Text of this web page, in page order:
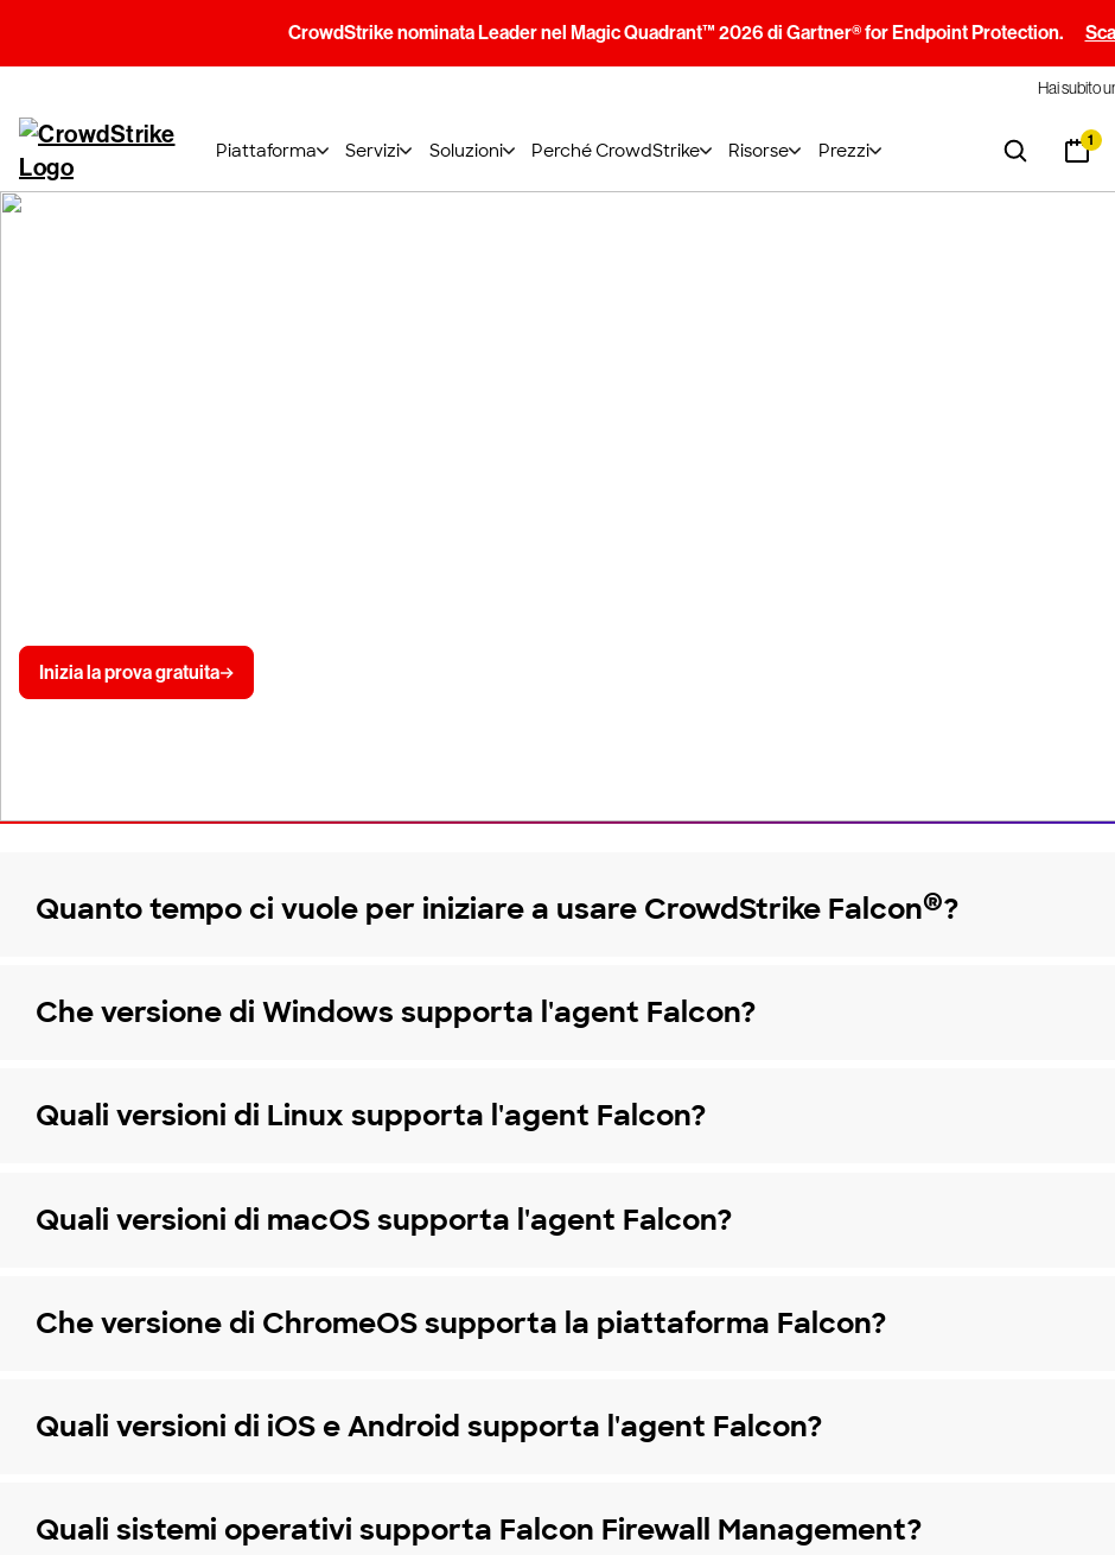
CrowdStrike nominata Leader nel Magic Quadrant™ 2026 di Gartner® for Endpoint Protection.
Hai subito
Piattaforma Servizi Soluzioni Perché CrowdStrike Risorse Prezzi 1
Inizia la prova gratuita
Quanto tempo ci vuole per iniziare a usare CrowdStrike Falcon®?
Che versione di Windows supporta l'agent Falcon?
Quali versioni di Linux supporta l'agent Falcon?
Quali versioni di macOS supporta l'agent Falcon?
Che versione di ChromeOS supporta la piattaforma Falcon?
Quali versioni di iOS e Android supporta l'agent Falcon?
Quali sistemi operativi supporta Falcon Firewall Management?